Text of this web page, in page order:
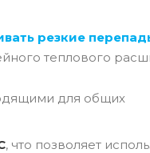
резкие
теплового
для общих
, что позволяет